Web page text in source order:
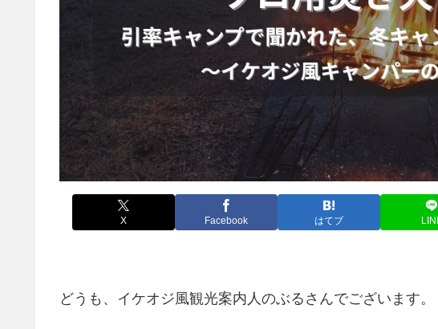
X Facebook はてブ
どうも、イケオジ風観光案内人のぶるさんでございます。